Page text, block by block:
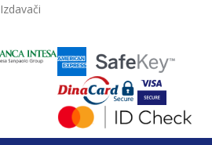
Izdavači